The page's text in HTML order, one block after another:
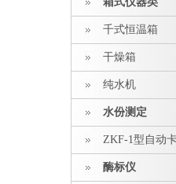
千式恒温箱
干燥箱
纯水机
水份测定
酶标仪